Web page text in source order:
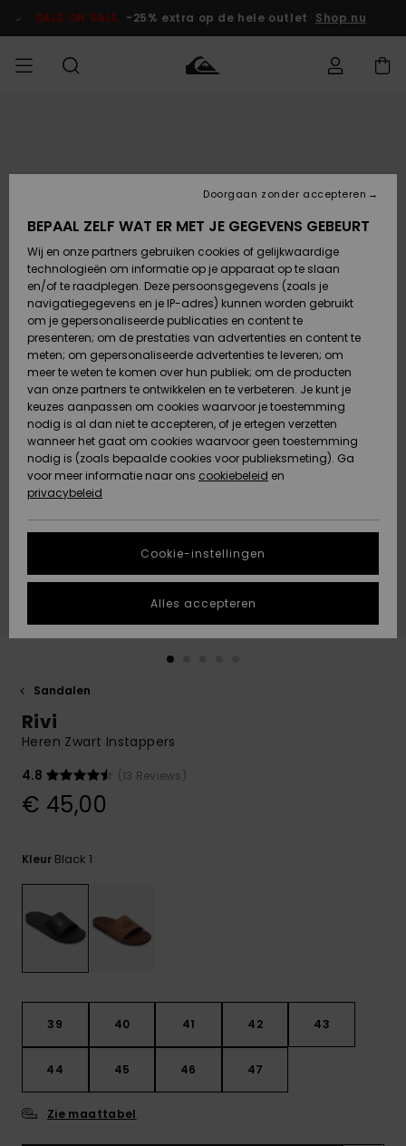
Productinformatie
SALE ON SALE -25% extra op de hele outlet Shop nu
Accessoires
Schoenen &
Slippers
Surf /
Water
Snow
Nieuw
Highlights
JONGENS
Accessoires
Schoenen &
Slippers
Surf /
Water
Sneeuw
Nieuw
Highlights
DAMES
Highlights
Snow
SURF
Surf Shop
Highlights
Community
SNOW
Snow Shop
Dames
Snow Shop
Highlights
Gemeenschap
SALE ON
SALE
Kinderen
VROUW
OUTLET
Regio- En
Taalinstellingen
Retouren
Betaling
Giftcard
Quiksilver
Freedom
Gegevensbescherming
gesprek om het
snelste
vraag te
krijgen.
Gesprek
de meest
vragen en ons
contactformulier.
DUURZAAMHEID
STORE LOCATOR
VERLANGLIJST
Sandalen
Rivi
Heren Zwart Instappers
4.8
(13 Reviews)
€ 45,00
Kleur Black 1
39 40 41 42 43
44 45 46 47
Zie maattabel
BEPAAL ZELF WAT ER MET JE GEGEVENS GEBEURT
Wij en onze partners gebruiken cookies of gelijkwaardige
technologieën om informatie op je apparaat op te slaan
en/of te raadplegen. Deze persoonsgegevens (zoals je
navigatiegegevens en je IP-adres) kunnen worden gebruikt
om je gepersonaliseerde publicaties en content te
presenteren; om de prestaties van advertenties en content te
meten; om gepersonaliseerde advertenties te leveren; om
meer te weten te komen over hun publiek; om de producten
van onze partners te ontwikkelen en te verbeteren. Je kunt je
keuzes aanpassen om cookies waarvoor je toestemming
nodig is al dan niet te accepteren, of je ertegen verzetten
wanneer het gaat om cookies waarvoor geen toestemming
nodig is (zoals bepaalde cookies voor publieksmeting). Ga
voor meer informatie naar ons cookiebeleid en
privacybeleid
Cookie-instellingen
Doorgaan zonder accepteren
Alles accepteren